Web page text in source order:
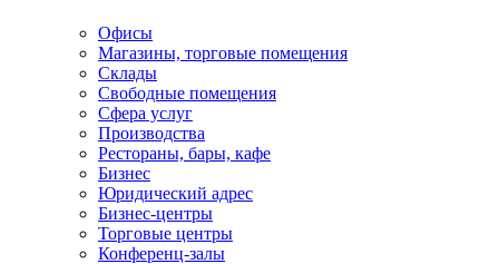
Офисы
Магазины, торговые помещения
Склады
Свободные помещения
Сфера услуг
Производства
Рестораны, бары, кафе
Бизнес
Юридический адрес
Бизнес-центры
Торговые центры
Конференц-залы